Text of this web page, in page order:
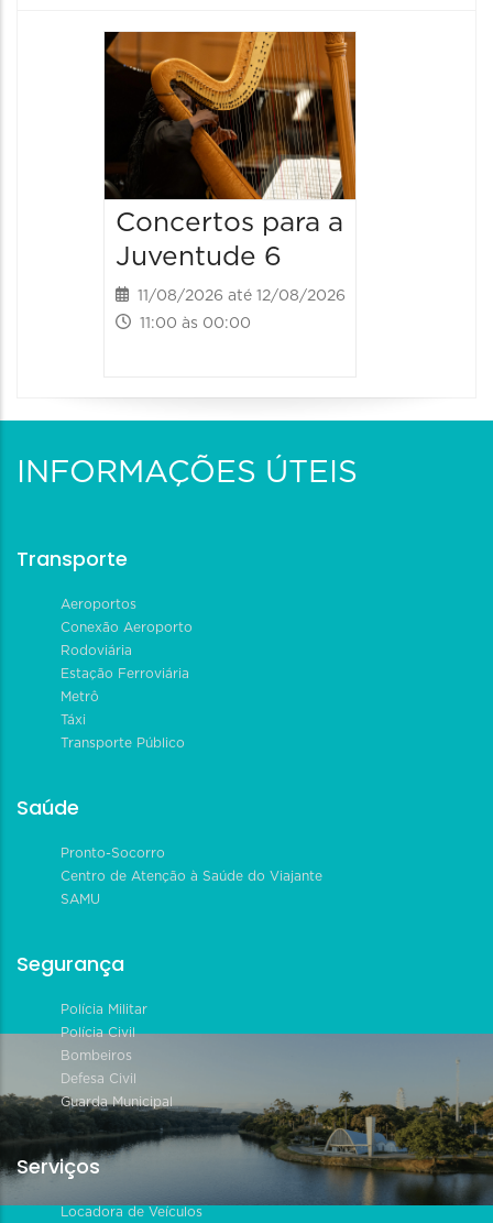
Concertos para a
Juventude 6
11/08/2026 até 12/08/2026
11:00 às 00:00
INFORMAÇÕES ÚTEIS
Transporte
Aeroportos
Conexão Aeroporto
Rodoviária
Estação Ferroviária
Metrô
Táxi
Transporte Público
Saúde
Pronto-Socorro
Centro de Atenção à Saúde do Viajante
SAMU
Segurança
Polícia Militar
Polícia Civil
Bombeiros
Defesa Civil
Guarda Municipal
Serviços
Locadora de Veículos